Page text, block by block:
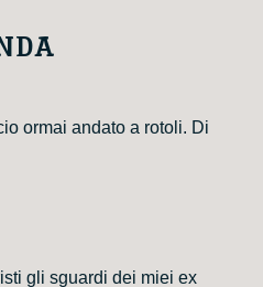
ormai andato a rotoli. Di
gli sguardi dei miei ex